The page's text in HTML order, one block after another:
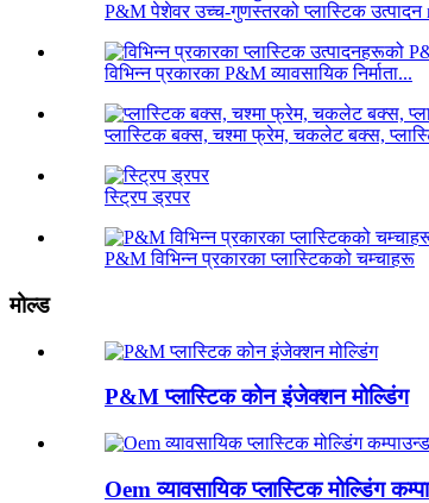
P&M पेशेवर उच्च-गुणस्तरको प्लास्टिक उत्पादन
विभिन्न प्रकारका P&M व्यावसायिक निर्माता...
प्लास्टिक बक्स, चश्मा फ्रेम, चकलेट बक्स,
स्ट्रिप ड्रपर
P&M विभिन्न प्रकारका प्लास्टिकको चम्चाहरू
मोल्ड
P&M प्लास्टिक कोन इंजेक्शन मोल्डिंग
Oem व्यावसायिक प्लास्टिक मोल्डिंग